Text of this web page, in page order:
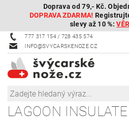
Doprava od 79,- Kč.
DOPRAVA ZDARMA!
slevy až 10 %:
777 317 154 / 728 435 574
INFO@SVYCARSKENOZE.CZ
LAGOON